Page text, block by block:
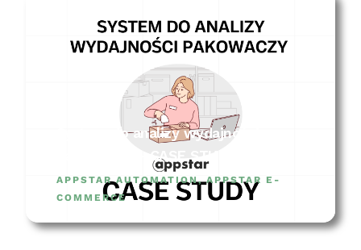
System do analizy wydajności
pakowaczy – CASE STUDY
APPSTAR AUTOMATION,APPSTAR E-
COMMERCE